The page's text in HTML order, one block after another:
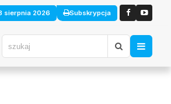
sierpnia 2026 Subskrypcja